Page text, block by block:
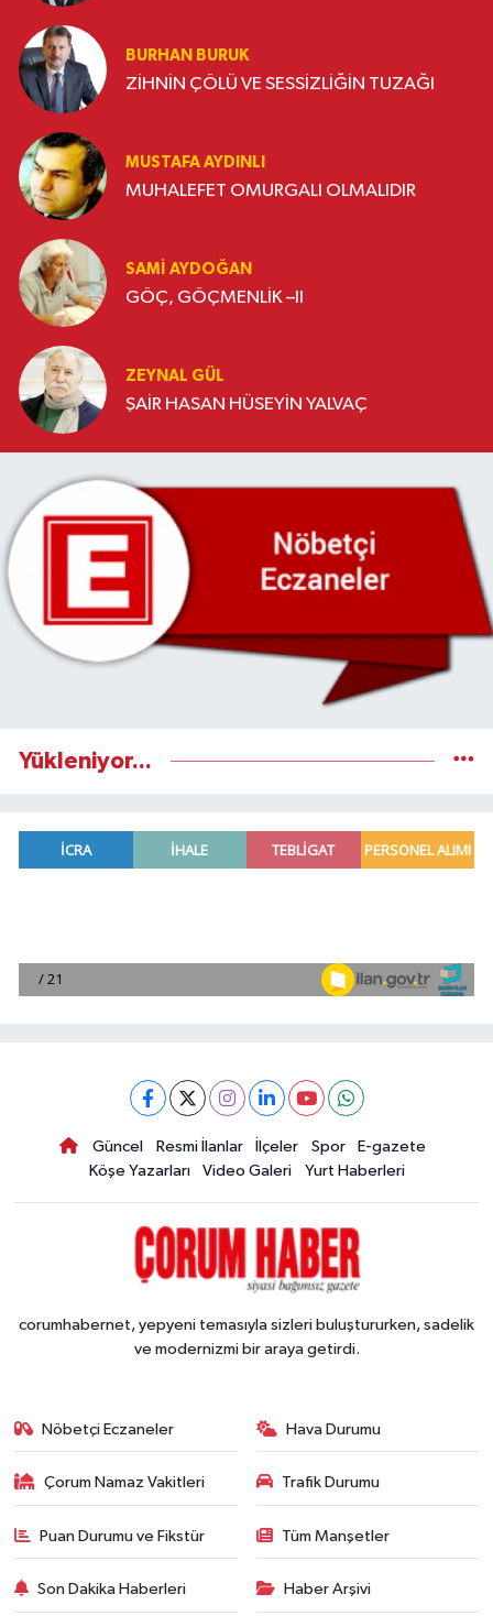
BURHAN BURUK
ZİHNİN ÇÖLÜ VE SESSİZLİĞİN TUZAĞI
MUSTAFA AYDINLI
MUHALEFET OMURGALI OLMALIDIR
SAMI AYDOĞAN
GÖÇ, GÖÇMENLİK –II
ZEYNAL GÜL
ŞAİR HASAN HÜSEYİN YALVAÇ
Yükleniyor...
Güncel Resmi İlanlar İlçeler Spor
E-gazete
Köşe Yazarları
Video Galeri Yurt Haberleri
corumhabernet, yepyeni temasıyla sizleri buluştururken, sadelik
ve modernizmi bir araya getirdi.
Nöbetçi Eczaneler Hava Durumu
Çorum Namaz Vakitleri Trafik Durumu
Puan Durumu ve Fikstür Tüm Manşetler
Son Dakika Haberleri Haber Arşivi